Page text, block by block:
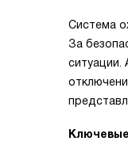
Система
За
ситуации.
Ключевые